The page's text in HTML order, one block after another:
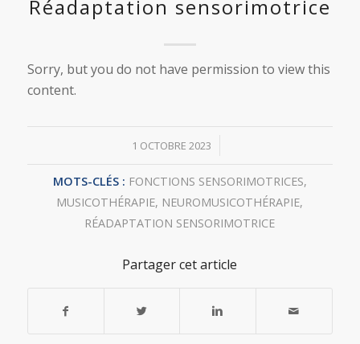
Réadaptation sensorimotrice
Sorry, but you do not have permission to view this
content.
1 OCTOBRE 2023
/
MOTS-CLÉS : FONCTIONS SENSORIMOTRICES,
MUSICOTHÉRAPIE, NEUROMUSICOTHÉRAPIE,
RÉADAPTATION SENSORIMOTRICE
Partager cet article